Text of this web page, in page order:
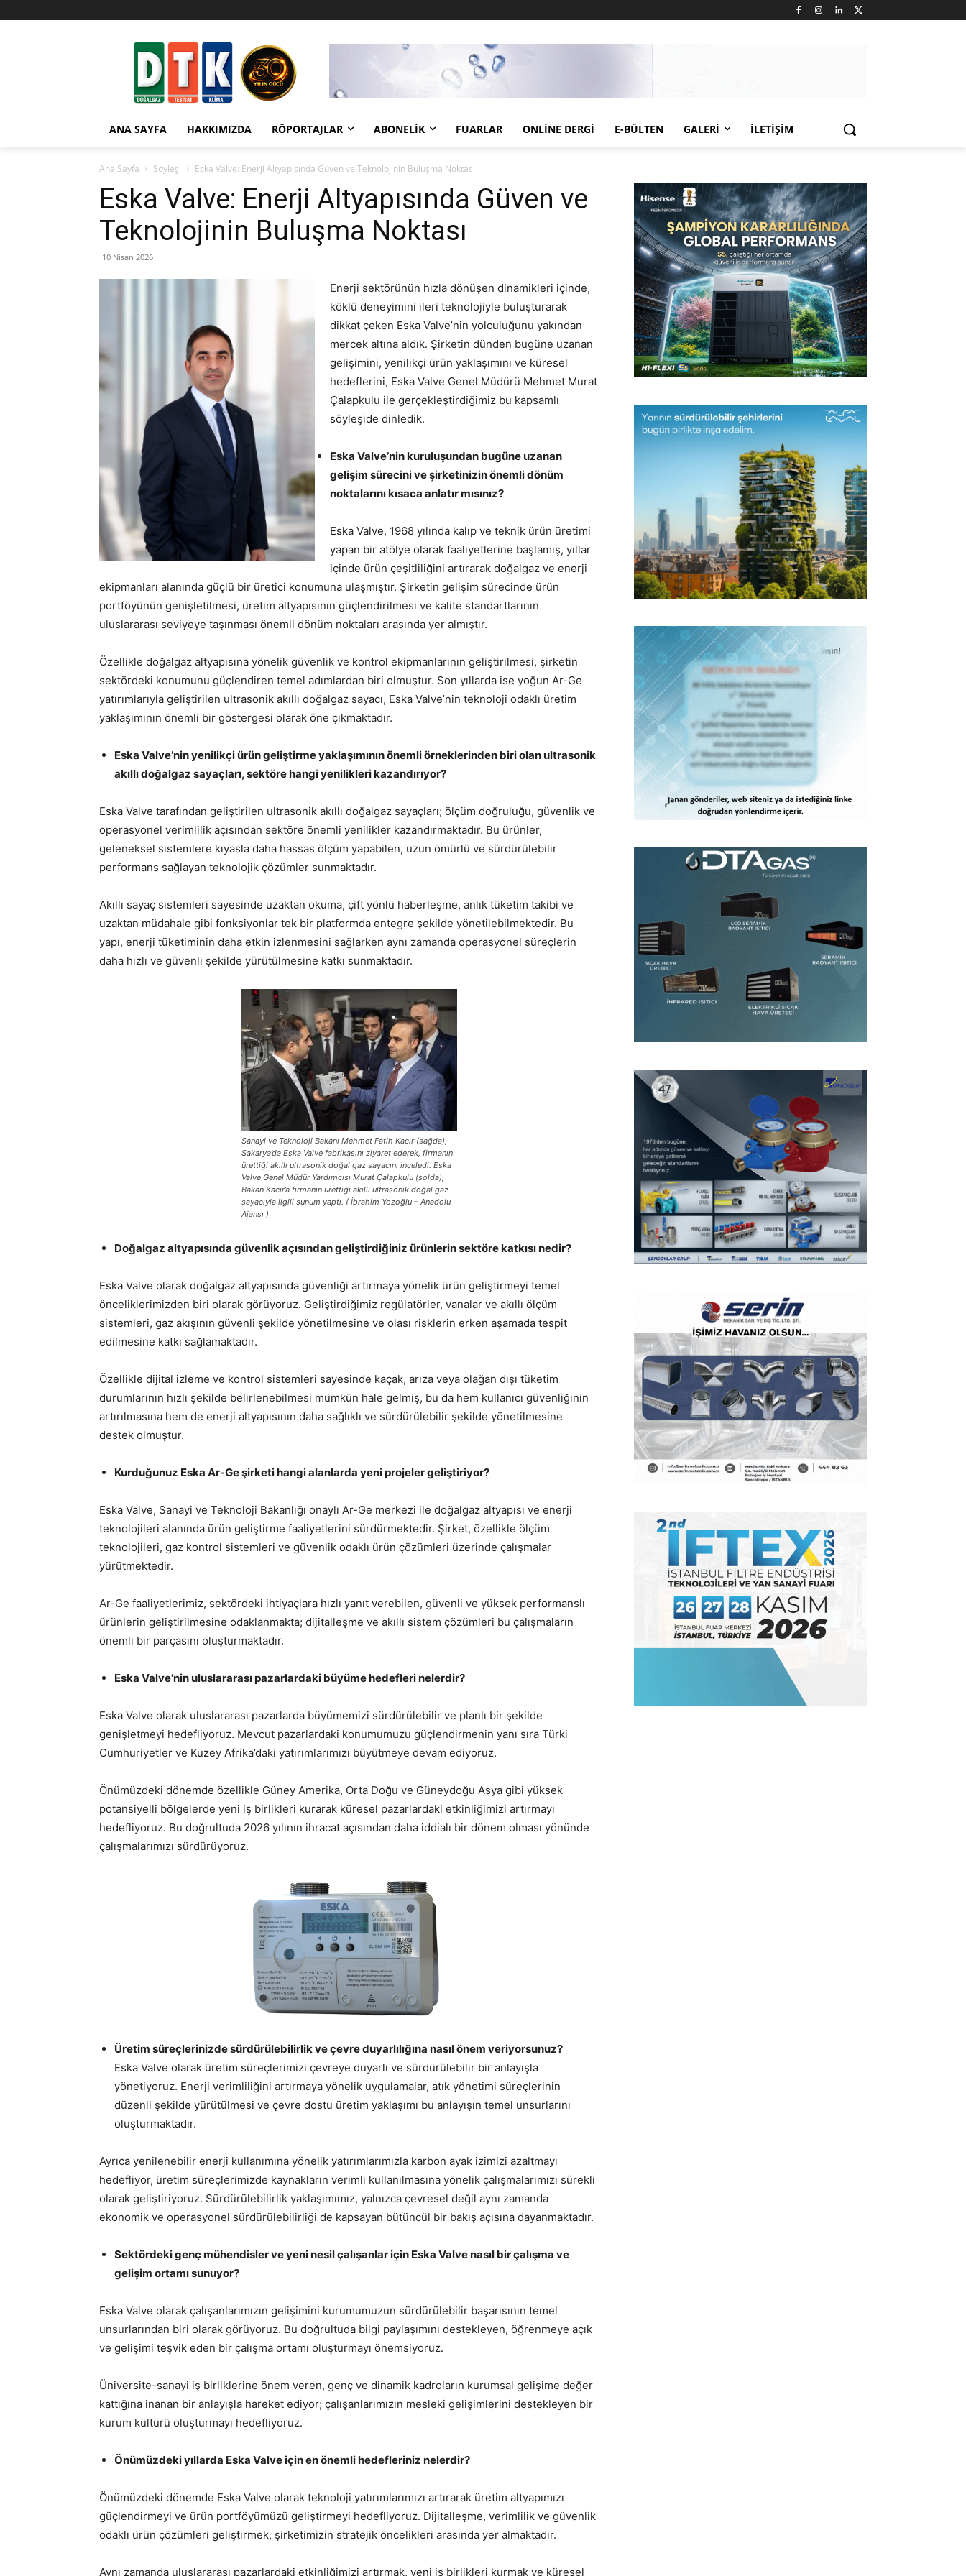
ANA SAYFA HAKKIMIZDA RÖPORTAJLAR ABONELIK FUARLAR ONLINE DERGI E-BÜLTEN GALERI İLETIŞIM
Ana Sayfa Söyleşi Eska Valve: Enerji Altyapısında Güven ve Teknolojinin Buluşma Noktası
Eska Valve: Enerji Altyapısında Güven ve
Teknolojinin Buluşma Noktası
10 Nisan 2026
Enerji sektörünün hızla dönüşen dinamikleri içinde,
köklü deneyimini ileri teknolojiyle buluşturarak
dikkat çeken Eska Valve’nin yolculuğunu yakından
mercek altına aldık. Şirketin dünden bugüne uzanan
gelişimini, yenilikçi ürün yaklaşımını ve küresel
hedeflerini, Eska Valve Genel Müdürü Mehmet Murat
Çalapkulu ile gerçekleştirdiğimiz bu kapsamlı
söyleşide dinledik.
Eska Valve’nin kuruluşundan bugüne uzanan
gelişim sürecini ve şirketinizin önemli dönüm
noktalarını kısaca anlatır mısınız?
Eska Valve, 1968 yılında kalıp ve teknik ürün üretimi
yapan bir atölye olarak faaliyetlerine başlamış, yıllar
içinde ürün çeşitliliğini artırarak doğalgaz ve enerji
ekipmanları alanında güçlü bir üretici konumuna ulaşmıştır. Şirketin gelişim sürecinde ürün
portföyünün genişletilmesi, üretim altyapısının güçlendirilmesi ve kalite standartlarının
uluslararası seviyeye taşınması önemli dönüm noktaları arasında yer almıştır.
Özellikle doğalgaz altyapısına yönelik güvenlik ve kontrol ekipmanlarının geliştirilmesi, şirketin
sektördeki konumunu güçlendiren temel adımlardan biri olmuştur. Son yıllarda ise yoğun Ar-Ge
yatırımlarıyla geliştirilen ultrasonik akıllı doğalgaz sayacı, Eska Valve’nin teknoloji odaklı üretim
yaklaşımının önemli bir göstergesi olarak öne çıkmaktadır.
Eska Valve’nin yenilikçi ürün geliştirme yaklaşımının önemli örneklerinden biri olan ultrasonik
akıllı doğalgaz sayaçları, sektöre hangi yenilikleri kazandırıyor?
Eska Valve tarafından geliştirilen ultrasonik akıllı doğalgaz sayaçları; ölçüm doğruluğu, güvenlik ve
operasyonel verimlilik açısından sektöre önemli yenilikler kazandırmaktadır. Bu ürünler,
geleneksel sistemlere kıyasla daha hassas ölçüm yapabilen, uzun ömürlü ve sürdürülebilir
performans sağlayan teknolojik çözümler sunmaktadır.
Akıllı sayaç sistemleri sayesinde uzaktan okuma, çift yönlü haberleşme, anlık tüketim takibi ve
uzaktan müdahale gibi fonksiyonlar tek bir platformda entegre şekilde yönetilebilmektedir. Bu
yapı, enerji tüketiminin daha etkin izlenmesini sağlarken aynı zamanda operasyonel süreçlerin
daha hızlı ve güvenli şekilde yürütülmesine katkı sunmaktadır.
Sanayi ve Teknoloji Bakanı Mehmet Fatih Kacır (sağda),
Sakarya’da Eska Valve fabrikasını ziyaret ederek, firmanın
ürettiği akıllı ultrasonik doğal gaz sayacını inceledi. Eska
Valve Genel Müdür Yardımcısı Murat Çalapkulu (solda),
Bakan Kacır’a firmanın ürettiği akıllı ultrasonik doğal gaz
sayacıyla ilgili sunum yaptı. ( İbrahim Yozoğlu – Anadolu
Ajansı )
Doğalgaz altyapısında güvenlik açısından geliştirdiğiniz ürünlerin sektöre katkısı nedir?
Eska Valve olarak doğalgaz altyapısında güvenliği artırmaya yönelik ürün geliştirmeyi temel
önceliklerimizden biri olarak görüyoruz. Geliştirdiğimiz regülatörler, vanalar ve akıllı ölçüm
sistemleri, gaz akışının güvenli şekilde yönetilmesine ve olası risklerin erken aşamada tespit
edilmesine katkı sağlamaktadır.
Özellikle dijital izleme ve kontrol sistemleri sayesinde kaçak, arıza veya olağan dışı tüketim
durumlarının hızlı şekilde belirlenebilmesi mümkün hale gelmiş, bu da hem kullanıcı güvenliğinin
artırılmasına hem de enerji altyapısının daha sağlıklı ve sürdürülebilir şekilde yönetilmesine
destek olmuştur.
Kurduğunuz Eska Ar-Ge şirketi hangi alanlarda yeni projeler geliştiriyor?
Eska Valve, Sanayi ve Teknoloji Bakanlığı onaylı Ar-Ge merkezi ile doğalgaz altyapısı ve enerji
teknolojileri alanında ürün geliştirme faaliyetlerini sürdürmektedir. Şirket, özellikle ölçüm
teknolojileri, gaz kontrol sistemleri ve güvenlik odaklı ürün çözümleri üzerinde çalışmalar
yürütmektedir.
Ar-Ge faaliyetlerimiz, sektördeki ihtiyaçlara hızlı yanıt verebilen, güvenli ve yüksek performanslı
ürünlerin geliştirilmesine odaklanmakta; dijitalleşme ve akıllı sistem çözümleri bu çalışmaların
önemli bir parçasını oluşturmaktadır.
Eska Valve’nin uluslararası pazarlardaki büyüme hedefleri nelerdir?
Eska Valve olarak uluslararası pazarlarda büyümemizi sürdürülebilir ve planlı bir şekilde
genişletmeyi hedefliyoruz. Mevcut pazarlardaki konumumuzu güçlendirmenin yanı sıra Türki
Cumhuriyetler ve Kuzey Afrika’daki yatırımlarımızı büyütmeye devam ediyoruz.
Önümüzdeki dönemde özellikle Güney Amerika, Orta Doğu ve Güneydoğu Asya gibi yüksek
potansiyelli bölgelerde yeni iş birlikleri kurarak küresel pazarlardaki etkinliğimizi artırmayı
hedefliyoruz. Bu doğrultuda 2026 yılının ihracat açısından daha iddialı bir dönem olması yönünde
çalışmalarımızı sürdürüyoruz.
Üretim süreçlerinizde sürdürülebilirlik ve çevre duyarlılığına nasıl önem veriyorsunuz?
Eska Valve olarak üretim süreçlerimizi çevreye duyarlı ve sürdürülebilir bir anlayışla
yönetiyoruz. Enerji verimliliğini artırmaya yönelik uygulamalar, atık yönetimi süreçlerinin
düzenli şekilde yürütülmesi ve çevre dostu üretim yaklaşımı bu anlayışın temel unsurlarını
oluşturmaktadır.
Ayrıca yenilenebilir enerji kullanımına yönelik yatırımlarımızla karbon ayak izimizi azaltmayı
hedefliyor, üretim süreçlerimizde kaynakların verimli kullanılmasına yönelik çalışmalarımızı sürekli
olarak geliştiriyoruz. Sürdürülebilirlik yaklaşımımız, yalnızca çevresel değil aynı zamanda
ekonomik ve operasyonel sürdürülebilirliği de kapsayan bütüncül bir bakış açısına dayanmaktadır.
Sektördeki genç mühendisler ve yeni nesil çalışanlar için Eska Valve nasıl bir çalışma ve
gelişim ortamı sunuyor?
Eska Valve olarak çalışanlarımızın gelişimini kurumumuzun sürdürülebilir başarısının temel
unsurlarından biri olarak görüyoruz. Bu doğrultuda bilgi paylaşımını destekleyen, öğrenmeye açık
ve gelişimi teşvik eden bir çalışma ortamı oluşturmayı önemsiyoruz.
Üniversite-sanayi iş birliklerine önem veren, genç ve dinamik kadroların kurumsal gelişime değer
kattığına inanan bir anlayışla hareket ediyor; çalışanlarımızın mesleki gelişimlerini destekleyen bir
kurum kültürü oluşturmayı hedefliyoruz.
Önümüzdeki yıllarda Eska Valve için en önemli hedefleriniz nelerdir?
Önümüzdeki dönemde Eska Valve olarak teknoloji yatırımlarımızı artırarak üretim altyapımızı
güçlendirmeyi ve ürün portföyümüzü geliştirmeyi hedefliyoruz. Dijitalleşme, verimlilik ve güvenlik
odaklı ürün çözümleri geliştirmek, şirketimizin stratejik öncelikleri arasında yer almaktadır.
Aynı zamanda uluslararası pazarlardaki etkinliğimizi artırmak, yeni iş birlikleri kurmak ve küresel